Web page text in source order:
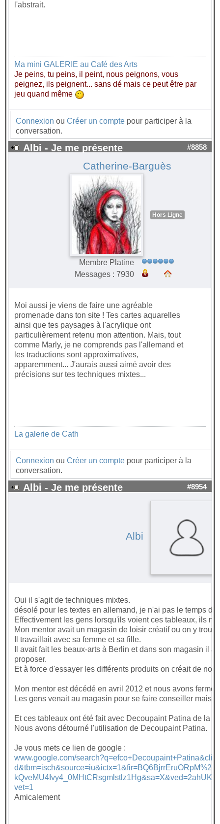
l'abstrait.
Ma mini GALERIE au Café des Arts
Je peins, tu peins, il peint, nous peignons, vous
peignez, ils peignent... sans dé mais ce peut être par
jeu quand même
Connexion ou Créer un compte pour participer à la
conversation.
Albi - Je me présente #8858
Catherine-Barguès
Hors Ligne
Membre Platine
Messages : 7930
Moi aussi je viens de faire une agréable
promenade dans ton site ! Tes cartes aquarelles
ainsi que tes paysages à l'acrylique ont
particulièrement retenu mon attention. Mais, tout
comme Marly, je ne comprends pas l'allemand et
les traductions sont approximatives,
apparemment... J'aurais aussi aimé avoir des
précisions sur tes techniques mixtes...
La galerie de Cath
Connexion ou Créer un compte pour participer à la
conversation.
Albi - Je me présente #8954
Albi
Oui il s'agit de techniques mixtes.
désolé pour les textes en allemand, je n'ai pas le temps de
Effectivement les gens lorsqu'ils voient ces tableaux, ils
Mon mentor avait un magasin de loisir créatif ou on y
Il travaillait avec sa femme et sa fille.
Il avait fait les beaux-arts à Berlin et dans son magasin il
proposer.
Et à force d'essayer les différents produits on créait de
Mon mentor est décédé en avril 2012 et nous avons fermé
Les gens venait au magasin pour se faire conseiller mais
Et ces tableaux ont été fait avec Decoupaint Patina de la
Nous avons détourné l'utilisation de Decoupaint Patina.
Je vous mets ce lien de google :
www.google.com/
vet=1
Amicalement